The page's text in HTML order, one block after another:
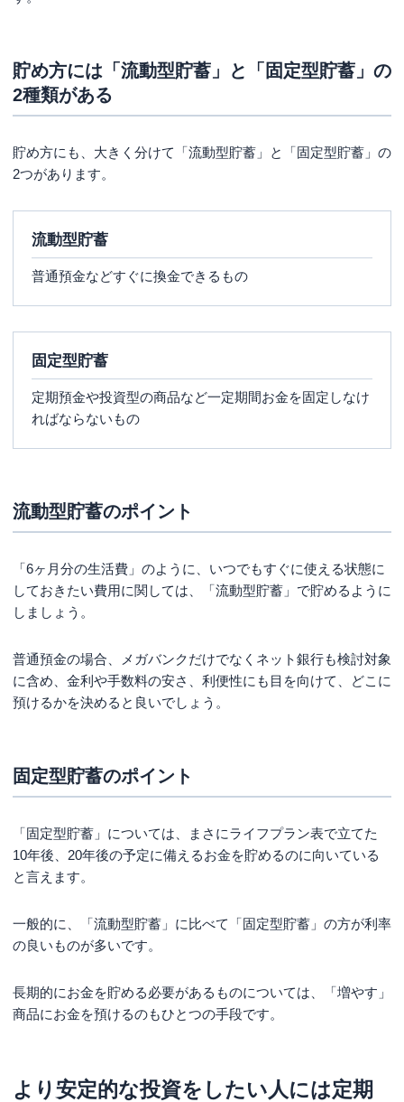
貯め方には「流動型貯蓄」と「固定型貯蓄」の
2種類がある
貯め方にも、大きく分けて「流動型貯蓄」と「固定型貯蓄」の
2つがあります。
流動型貯蓄
普通預金などすぐに換金できるもの
固定型貯蓄
定期預金や投資型の商品など一定期間お金を固定しなけ
ればならないもの
流動型貯蓄のポイント
「6ヶ月分の生活費」のように、いつでもすぐに使える状態に
しておきたい費用に関しては、「流動型貯蓄」で貯めるように
しましょう。
普通預金の場合、メガバンクだけでなくネット銀行も検討対象
に含め、金利や手数料の安さ、利便性にも目を向けて、どこに
預けるかを決めると良いでしょう。
固定型貯蓄のポイント
「固定型貯蓄」については、まさにライフプラン表で立てた
10年後、20年後の予定に備えるお金を貯めるのに向いている
と言えます。
一般的に、「流動型貯蓄」に比べて「固定型貯蓄」の方が利率
の良いものが多いです。
長期的にお金を貯める必要があるものについては、「増やす」
商品にお金を預けるのもひとつの手段です。
より安定的な投資をしたい人には定期